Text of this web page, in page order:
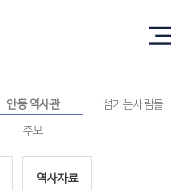
안동 역사관 섬기는사람들
주보
역사자료